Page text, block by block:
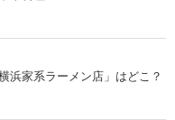
浜家系ラーメン店」はどこ？